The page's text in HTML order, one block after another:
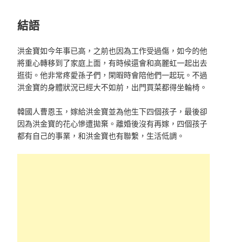
結語
洪金寶如今年事已高，之前也因為工作受過傷，如今的他
將重心轉移到了家庭上面，有時候還會和高麗虹一起出去
逛街。他非常疼愛孫子們，閑暇時會陪他們一起玩。不過
洪金寶的身體狀況已經大不如前，出門買菜都得坐輪椅。
韓國人曹恩玉，嫁給洪金寶並為他生下四個孩子，最後卻
因為洪金寶的花心慘遭拋棄。離婚後沒有再嫁，四個孩子
都有自己的事業，和洪金寶也有聯繫，生活低調。